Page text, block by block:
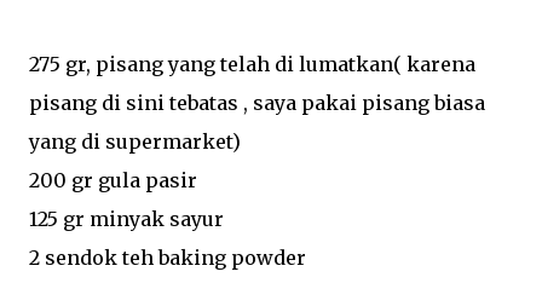
275 gr, pisang yang telah di lumatkan( karena
pisang di sini tebatas , saya pakai pisang biasa
yang di supermarket)
200 gr gula pasir
125 gr minyak sayur
2 sendok teh baking powder